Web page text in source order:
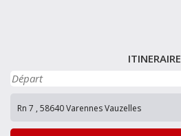
ITINERAIRE